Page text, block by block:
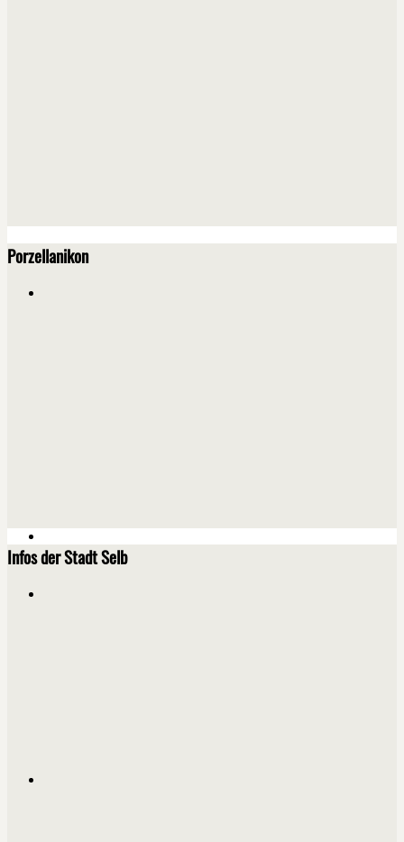
Porzellanikon
Infos der Stadt Selb